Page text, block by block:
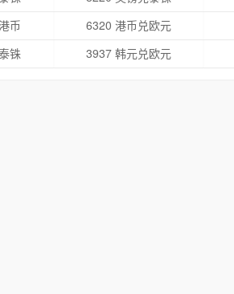
币 6320 港币兑欧元
铢 3937 韩元兑欧元